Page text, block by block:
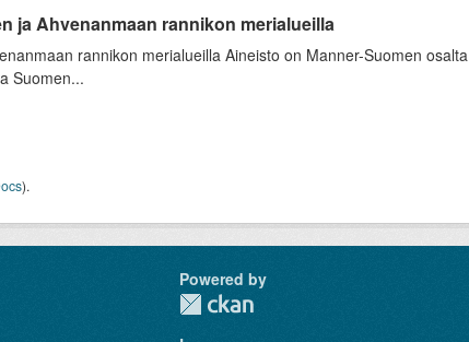
ja Ahvenanmaan rannikon merialueilla
rannikon merialueilla Aineisto on Manner-Suomen osalta
Suomen...
).
Powered by